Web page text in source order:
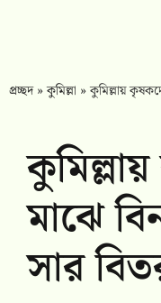
প্রচ্ছদ»কুমিল্লা »কুমিল্লায়
মাঝে
সার